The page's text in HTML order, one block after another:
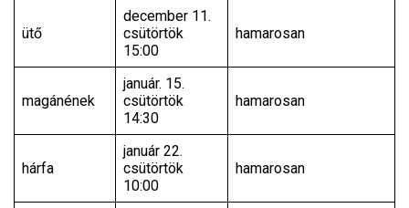
ütő
december 11.
csütörtök
15:00
hamarosan
magánének
január. 15.
csütörtök
14:30
hamarosan
hárfa
január 22.
csütörtök
10:00
hamarosan